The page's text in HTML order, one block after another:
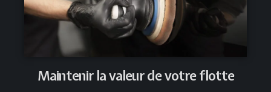
Maintenir la valeur de votre flotte